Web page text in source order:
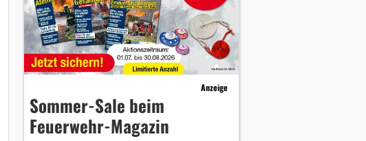
Anzeige
Sommer-Sale beim
Feuerwehr-Magazin